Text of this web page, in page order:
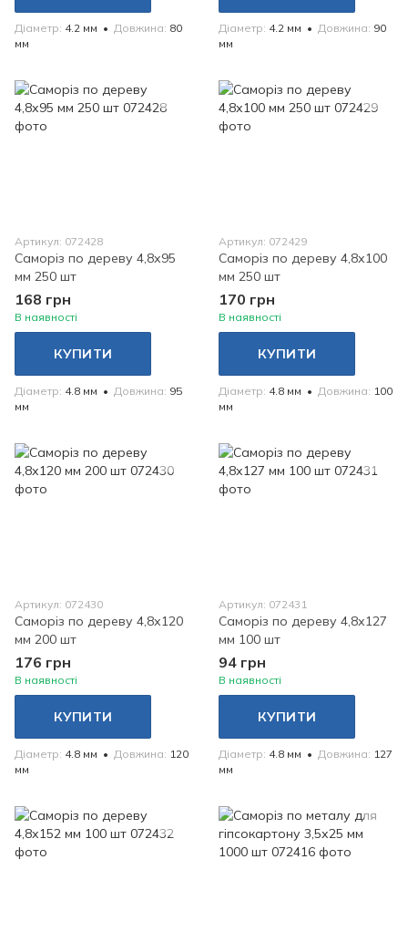
Діаметр 4.2 мм Довжина 80
мм
Діаметр 4.2 мм Довжина 90
мм
Артикул: 072428
Саморіз по дереву 4,8х95
мм 250 шт
168 грн
В наявності
КУПИТИ
Діаметр 4.8 мм Довжина 95
мм
Артикул: 072429
Саморіз по дереву 4,8х100
мм 250 шт
170 грн
В наявності
КУПИТИ
Діаметр 4.8 мм Довжина 100
мм
Артикул: 072430
Саморіз по дереву 4,8х120
мм 200 шт
176 грн
В наявності
КУПИТИ
Діаметр 4.8 мм Довжина 120
мм
Артикул: 072431
Саморіз по дереву 4,8х127
мм 100 шт
94 грн
В наявності
КУПИТИ
Діаметр 4.8 мм Довжина 127
мм